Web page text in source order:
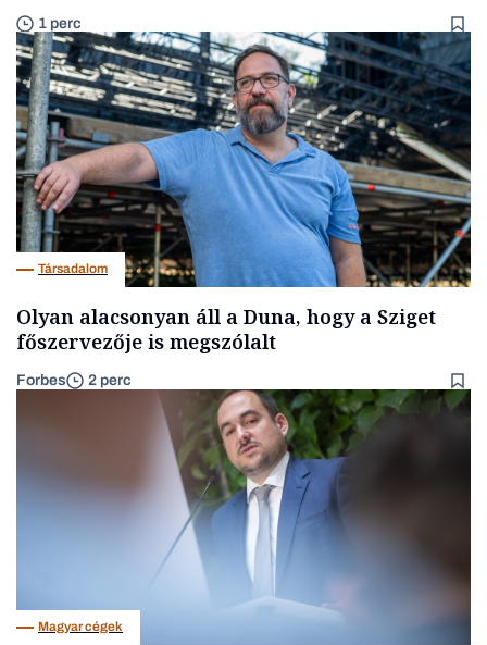
1 perc
Társadalom
Olyan alacsonyan áll a Duna, hogy a Sziget
főszervezője is megszólalt
Forbes 2 perc
Magyar cégek